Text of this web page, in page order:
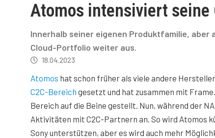
Atomos intensiviert
Innerhalb seiner eigenen Produktfamilie, aber
Cloud-Portfolio weiter aus.
18.04.2023
Atomos hat schon früher als viele andere
C2C-Bereich gesetzt und hat zusammen mit
Bereich auf die Beine gestellt. Nun, während der
Aktivitäten mit C2C-Partnern an. So wird Atomos
Sony unterstützen, aber es wird auch mehr